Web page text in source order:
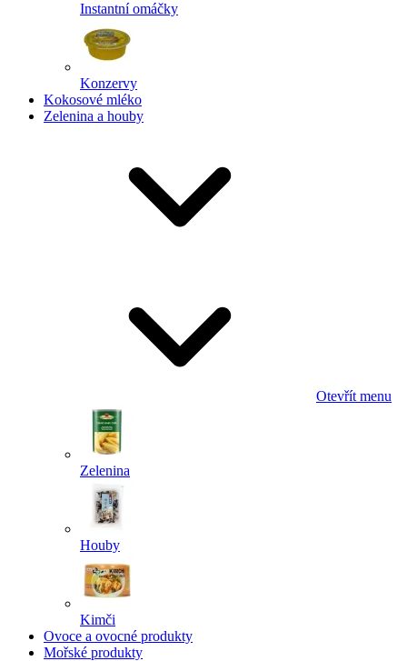
Instantní omáčky
Konzervy
Kokosové mléko
Zelenina a houby
Otevřít menu
Zelenina
Houby
Kimči
Ovoce a ovocné produkty
Mořské produkty